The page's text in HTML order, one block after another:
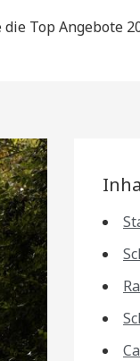
Top Angebote